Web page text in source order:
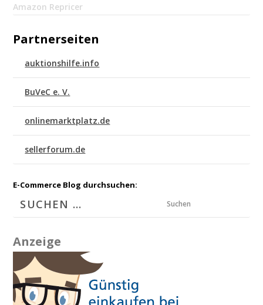
Amazon Repricer
Partnerseiten
auktionshilfe.info
BuVeC e. V.
onlinemarktplatz.de
sellerforum.de
E-Commerce Blog durchsuchen:
Suchen
Anzeige